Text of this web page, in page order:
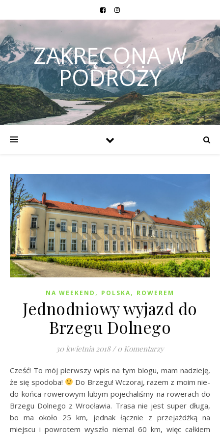
ZAKRĘCONA W
PODRÓŻY
NA WEEKEND , POLSKA, ROWEREM
Jednodniowy wyjazd do
Brzegu Dolnego
30 kwietnia 2018 / 0 Komentarzy
Cześć! To mój pierwszy wpis na tym blogu, mam nadzieję,
że się spodoba!
Do Brzegu! Wczoraj, razem z moim nie-
do-końca-rowerowym lubym pojechaliśmy na rowerach do
Brzegu Dolnego z Wrocławia. Trasa nie jest super długa,
bo ma około 25 km, jednak łącznie z przejażdżką na
miejscu i powrotem wyszło niemal 60 km, więc całkiem